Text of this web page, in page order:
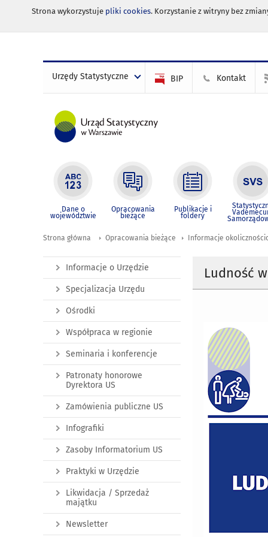
Strona wykorzystuje pliki cookies. Korzystanie z witryny bez
Urzędy Statystyczne BIP Kontakt
Dane o
województwie
Opracowania
bieżące
Publikacje i
foldery
Strona główna Opracowania bieżące Informacje
Ludność
Informacje o Urzędzie
Specjalizacja Urzędu
Ośrodki
Współpraca w regionie
Seminaria i konferencje
Patronaty honorowe
Dyrektora US
Zamówienia publiczne US
Infografiki
Zasoby Informatorium US
Praktyki w Urzędzie
Likwidacja / Sprzedaż
majątku
Newsletter